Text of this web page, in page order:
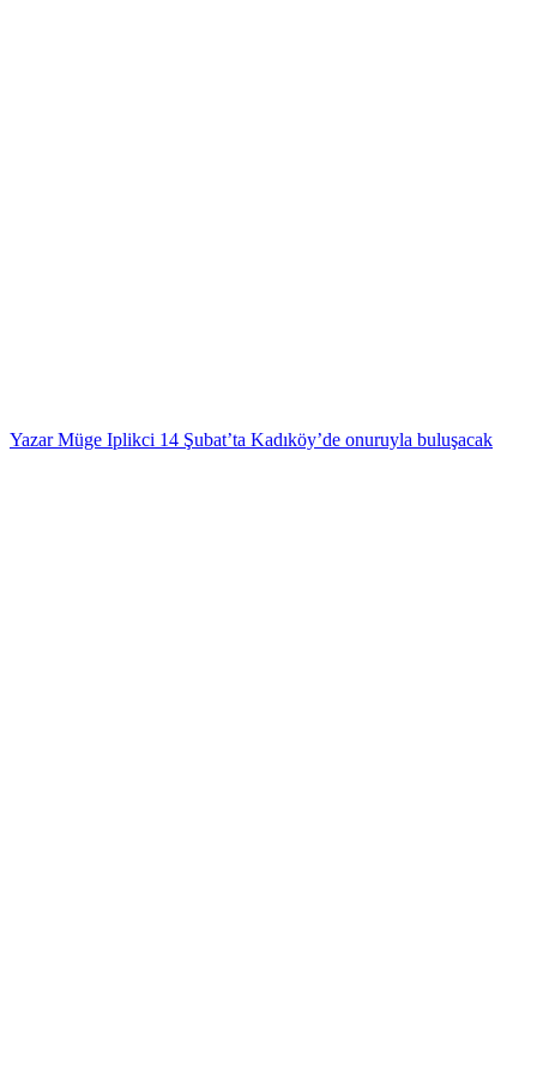
Yazar Müge Iplikci 14 Şubat’ta Kadıköy’de onuruyla buluşacak